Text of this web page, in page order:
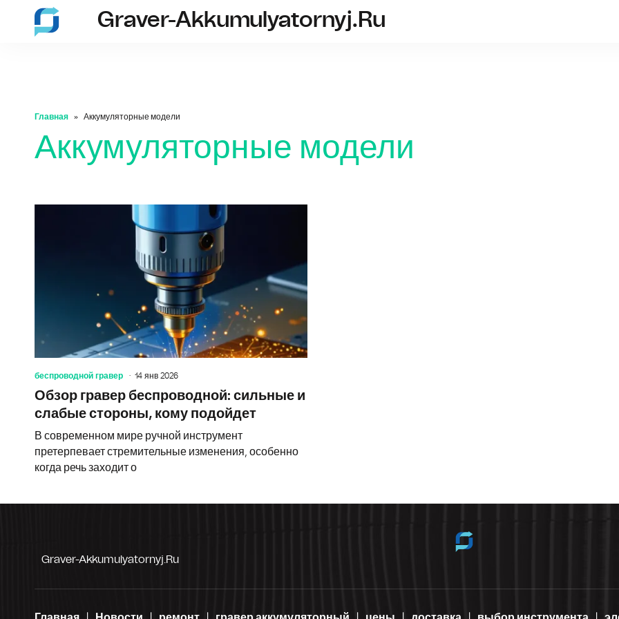
graver-akkumulyatornyj.ru
Graver-Akkumulyatornyj.ru
Главная Аккумуляторные модели
Аккумуляторные модели
беспроводной гравер 14 янв 2026
Обзор гравер беспроводной: сильные и
слабые стороны, кому подойдет
В современном мире ручной инструмент
претерпевает стремительные изменения, особенно
когда речь заходит о
Graver-Akkumulyatornyj.ru